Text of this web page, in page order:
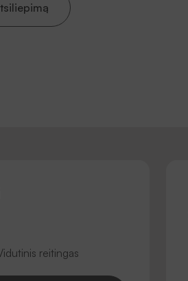
reitingas